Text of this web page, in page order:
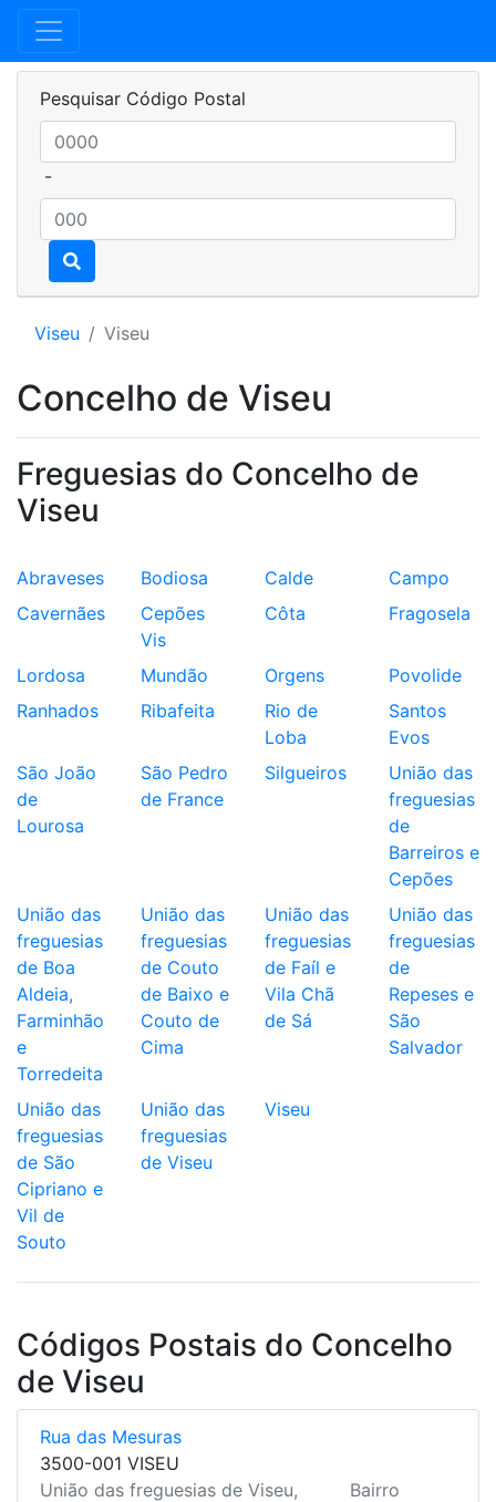
Pesquisar Código Postal
-
Viseu Viseu
Concelho de Viseu
Freguesias do Concelho de
Viseu
Abraveses Bodiosa Calde
Campo
Cavernães
Cepões
Vis
Côta Fragosela
Lordosa Mundão Orgens
Povolide
Ranhados
Ribafeita
Rio de
Loba
Santos
Evos
São João
de
Lourosa
São Pedro
de France
Silgueiros
União das
freguesias
de
Barreiros e
Cepões
União das
freguesias
de Boa
Aldeia,
Farminhão
e
Torredeita
União das
freguesias
de Couto
de Baixo e
Couto de
Cima
União das
freguesias
de Faíl e
Vila Chã
de Sá
União das
freguesias
de
Repeses e
São
Salvador
União das
freguesias
de São
Cipriano e
Vil de
Souto
União das
freguesias
de Viseu
Viseu
Códigos Postais do Concelho
de Viseu
Rua das Mesuras
3500-001 VISEU
União das freguesias de Viseu,
Bairro